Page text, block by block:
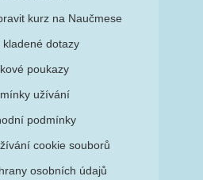
kurz na Naučmese
kladené dotazy
poukazy
užívání
podmínky
cookie souborů
osobních údajů